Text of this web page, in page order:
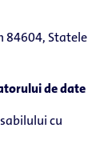
84604, Statele
de date
cu